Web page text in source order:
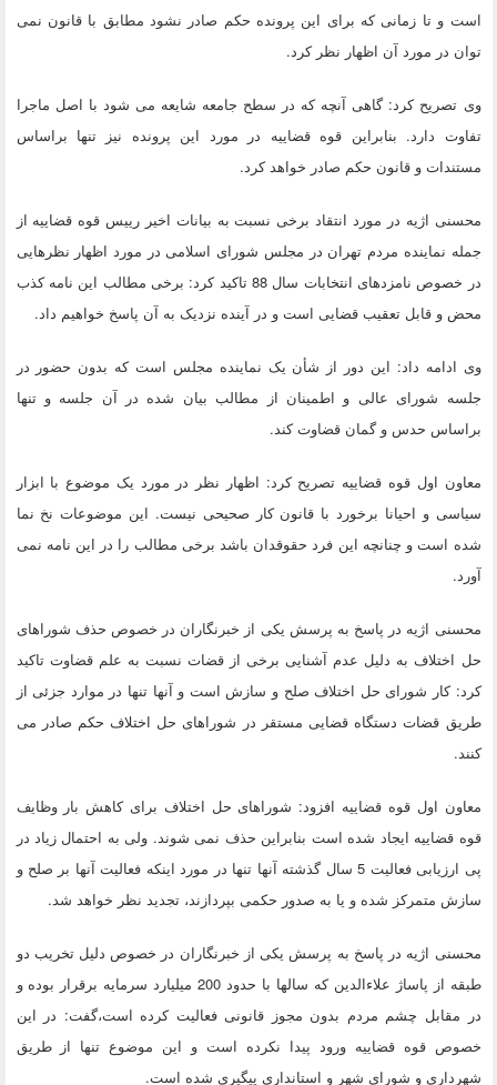
است و تا زمانی که برای این پرونده حکم صادر نشود مطابق با قانون نمی
توان در مورد آن اظهار نظر کرد.
وی تصریح کرد: گاهی آنچه که در سطح جامعه شایعه می شود با اصل ماجرا
تفاوت دارد. بنابراین قوه قضاییه در مورد این پرونده نیز تنها براساس
مستندات و قانون حکم صادر خواهد کرد.
محسنی اژیه در مورد انتقاد برخی نسبت به بیانات اخیر رییس قوه قضاییه از
جمله نماینده مردم تهران در مجلس شورای اسلامی در مورد اظهار نظرهایی
در خصوص نامزدهای انتخابات سال 88 تاکید کرد: برخی مطالب این نامه کذب
محض و قابل تعقیب قضایی است و در آینده نزدیک به آن پاسخ خواهیم داد.
وی ادامه داد: این دور از شأن یک نماینده مجلس است که بدون حضور در
جلسه شورای عالی و اطمینان از مطالب بیان شده در آن جلسه و تنها
براساس حدس و گمان قضاوت کند.
معاون اول قوه قضاییه تصریح کرد: اظهار نظر در مورد یک موضوع با ابزار
سیاسی و احیانا برخورد با قانون کار صحیحی نیست. این موضوعات نخ نما
شده است و چنانچه این فرد حقوقدان باشد برخی مطالب را در این نامه نمی
آورد.
محسنی اژیه در پاسخ به پرسش یکی از خبرنگاران در خصوص حذف شوراهای
حل اختلاف به دلیل عدم آشنایی برخی از قضات نسبت به علم قضاوت تاکید
کرد: کار شورای حل اختلاف صلح و سازش است و آنها تنها در موارد جزئی از
طریق قضات دستگاه قضایی مستقر در شوراهای حل اختلاف حکم صادر می
کنند.
معاون اول قوه قضاییه افزود: شوراهای حل اختلاف برای کاهش بار وظایف
قوه قضاییه ایجاد شده است بنابراین حذف نمی شوند. ولی به احتمال زیاد در
پی ارزیابی فعالیت 5 سال گذشته آنها تنها در مورد اینکه فعالیت آنها بر صلح و
سازش متمرکز شده و یا به صدور حکمی بپردازند، تجدید نظر خواهد شد.
محسنی اژیه در پاسخ به پرسش یکی از خبرنگاران در خصوص دلیل تخریب دو
طبقه از پاساژ علاءالدین که سالها با حدود 200 میلیارد سرمایه برقرار بوده و
در مقابل چشم مردم بدون مجوز قانونی فعالیت کرده است،گفت: در این
خصوص قوه قضاییه ورود پیدا نکرده است و این موضوع تنها از طریق
شهرداری و شورای شهر و استانداری پیگیری شده است.